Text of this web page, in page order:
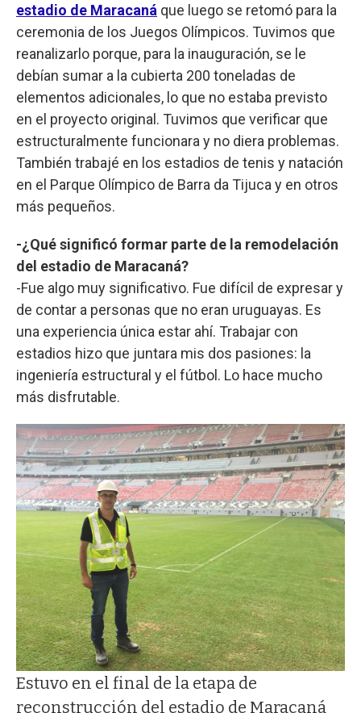
estadio de Maracaná que luego se retomó para la
ceremonia de los Juegos Olímpicos. Tuvimos que
reanalizarlo porque, para la inauguración, se le
debían sumar a la cubierta 200 toneladas de
elementos adicionales, lo que no estaba previsto
en el proyecto original. Tuvimos que verificar que
estructuralmente funcionara y no diera problemas.
También trabajé en los estadios de tenis y natación
en el Parque Olímpico de Barra da Tijuca y en otros
más pequeños.
-¿Qué significó formar parte de la remodelación
del estadio de Maracaná?
-Fue algo muy significativo. Fue difícil de expresar y
de contar a personas que no eran uruguayas. Es
una experiencia única estar ahí. Trabajar con
estadios hizo que juntara mis dos pasiones: la
ingeniería estructural y el fútbol. Lo hace mucho
más disfrutable.
Estuvo en el final de la etapa de
reconstrucción del estadio de Maracaná